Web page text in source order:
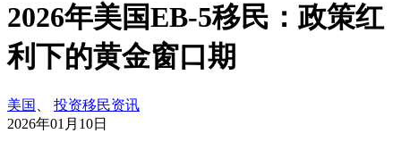
2026年美国EB-5移民：政策红
利下的黄金窗口期
美国
投资移民资讯
2026年01月10日